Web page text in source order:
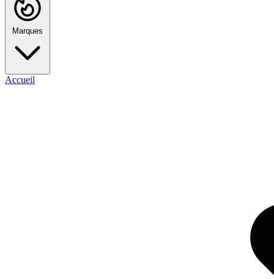
Marques
Accueil